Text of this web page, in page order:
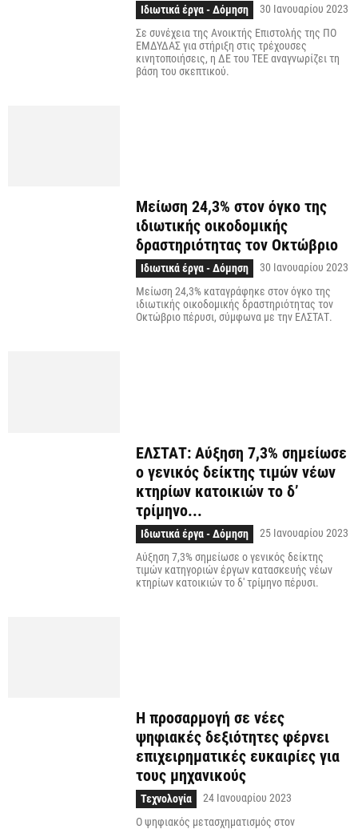
Ιδιωτικά έργα - Δόμηση
30 Ιανουαρίου 2023
Σε συνέχεια της Ανοικτής Επιστολής της ΠΟ
ΕΜΔΥΔΑΣ για στήριξη στις τρέχουσες
κινητοποιήσεις, η ΔΕ του ΤΕΕ αναγνωρίζει τη
βάση του σκεπτικού.
Μείωση 24,3% στον όγκο της
ιδιωτικής οικοδομικής
δραστηριότητας τον Οκτώβριο
Ιδιωτικά έργα - Δόμηση
30 Ιανουαρίου 2023
Μείωση 24,3% καταγράφηκε στον όγκο της
ιδιωτικής οικοδομικής δραστηριότητας τον
Οκτώβριο πέρυσι, σύμφωνα με την ΕΛΣΤΑΤ.
ΕΛΣΤΑΤ: Αύξηση 7,3% σημείωσε
ο γενικός δείκτης τιμών νέων
κτηρίων κατοικιών το δ’
τρίμηνο...
Ιδιωτικά έργα - Δόμηση
25 Ιανουαρίου 2023
Αύξηση 7,3% σημείωσε ο γενικός δείκτης
τιμών κατηγοριών έργων κατασκευής νέων
κτηρίων κατοικιών το δ' τρίμηνο πέρυσι.
Η προσαρμογή σε νέες
ψηφιακές δεξιότητες φέρνει
επιχειρηματικές ευκαιρίες για
τους μηχανικούς
Τεχνολογία
24 Ιανουαρίου 2023
O ψηφιακός μετασχηματισμός στον